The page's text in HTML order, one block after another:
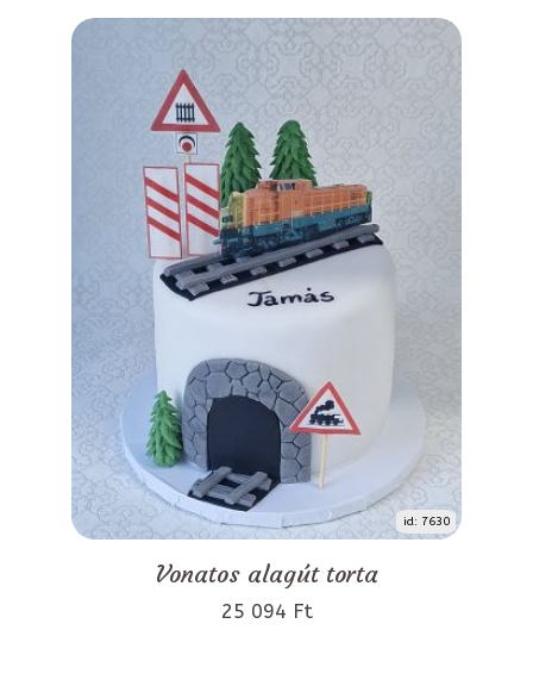
id: 7630
Vonatos alagút torta
25 094 Ft